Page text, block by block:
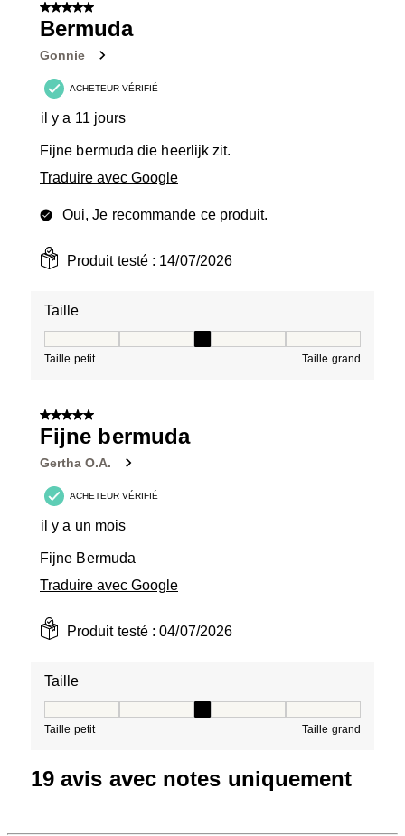
5 sur 5 étoiles.
Bermuda
Gonnie
ACHETEUR VÉRIFIÉ
il y a 11 jours
Fijne bermuda die heerlijk zit.
Traduire avec Google
Oui, Je recommande ce produit.
Produit testé : 14/07/2026
Taille
Taille petit Taille grand
5 sur 5 étoiles.
Fijne bermuda
Gertha O.A.
ACHETEUR VÉRIFIÉ
il y a un mois
Fijne Bermuda
Traduire avec Google
Produit testé :04/07/2026
Taille
Taille petit Taille grand
19 avis avec notes uniquement